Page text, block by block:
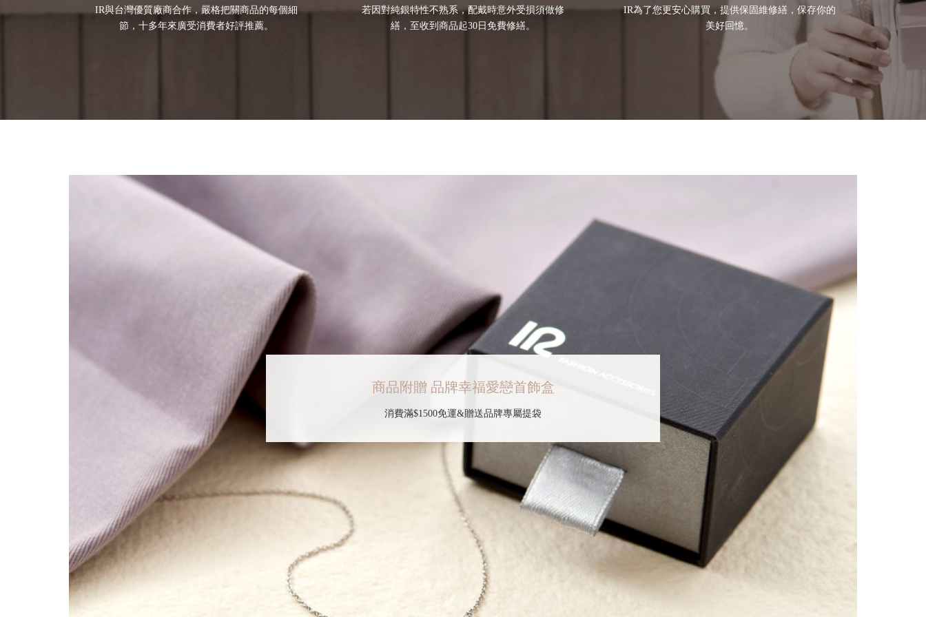
IR與台灣優質廠商合作，嚴格把關商品的每個細
節，十多年來廣受消費者好評推薦。
若因對純銀特性不熟系，配戴時意外受損須做修
繕，至收到商品起30日免費修繕。
IR為了您更安心購買，提供保固維修繕，保存你的
美好回憶。
商品附贈 品牌幸福愛戀首飾盒
消費滿$1500免運&贈送品牌專屬提袋